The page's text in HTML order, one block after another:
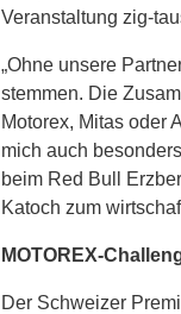
Veranstaltung zig-
„Ohne unsere
stemmen. Die
Motorex, Mitas oder
mich auch
beim Red Bull
Katoch zum
MOTOREX-
Der Schweizer